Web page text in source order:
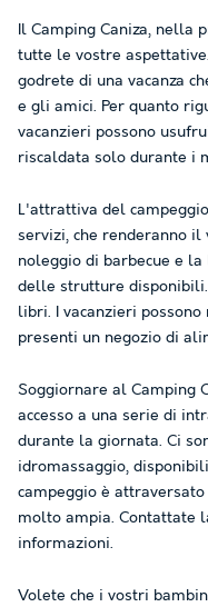
Il Camping Caniza, nella
tutte le vostre
godrete di una vacanza
e gli amici. Per quanto
vacanzieri possono
riscaldata solo durante i
L'attrattiva del
servizi, che renderanno il
noleggio di barbecue e
delle strutture
libri. I vacanzieri possono
presenti un negozio di
Soggiornare al Camping
accesso a una serie di
durante la giornata. Ci
idromassaggio,
campeggio è
molto ampia. Contattate
informazioni.
Volete che i vostri